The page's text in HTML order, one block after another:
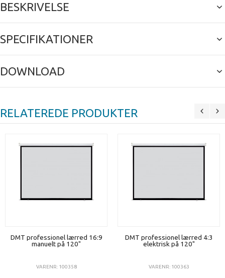
BESKRIVELSE
SPECIFIKATIONER
DOWNLOAD
RELATEREDE PRODUKTER
DMT professionel lærred 16:9
manuelt på 120"
VARENR: 100358
DMT professionel lærred 4:3
elektrisk på 120"
VARENR: 100363